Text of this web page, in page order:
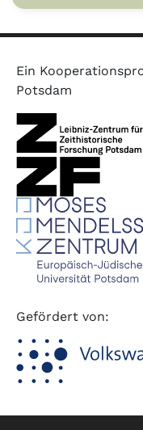
Ein
Potsdam
Gefördert von: